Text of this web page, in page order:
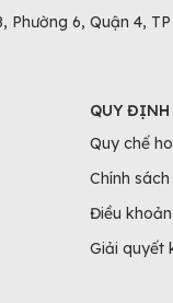
Phường 6, Quận 4, TP
QUY ĐỊNH
Quy chế
Chính
Điều
Giải quyết